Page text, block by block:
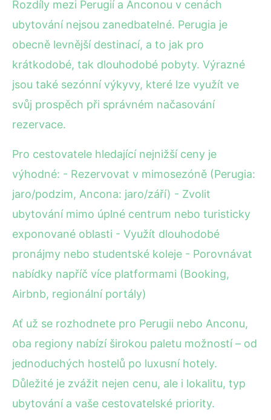
Rozdíly mezi Perugií a Anconou v cenách
ubytování nejsou zanedbatelné. Perugia je
obecně levnější destinací, a to jak pro
krátkodobé, tak dlouhodobé pobyty. Výrazné
jsou také sezónní výkyvy, které lze využít ve
svůj prospěch při správném načasování
rezervace.
Pro cestovatele hledající nejnižší ceny je
výhodné: - Rezervovat v mimosezóně (Perugia:
jaro/podzim, Ancona: jaro/září) - Zvolit
ubytování mimo úplné centrum nebo turisticky
exponované oblasti - Využít dlouhodobé
pronájmy nebo studentské koleje - Porovnávat
nabídky napříč více platformami (Booking,
Airbnb, regionální portály)
Ať už se rozhodnete pro Perugii nebo Anconu,
oba regiony nabízí širokou paletu možností – od
jednoduchých hostelů po luxusní hotely.
Důležité je zvážit nejen cenu, ale i lokalitu, typ
ubytování a vaše cestovatelské priority.